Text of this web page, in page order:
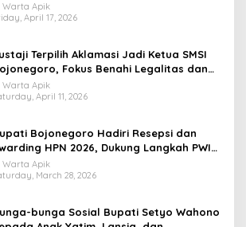
Warta Apik
April 17, 2026
Terpilih Aklamasi Jadi Ketua SMSI
Fokus Benahi Legalitas dan
Anggota
Warta Apik
April 11, 2026
Bojonegoro Hadiri Resepsi dan
HPN 2026, Dukung Langkah PWI
Kompetensi Wartawan
Warta Apik
March 28, 2026
bunga Sosial Bupati Setyo Wahono